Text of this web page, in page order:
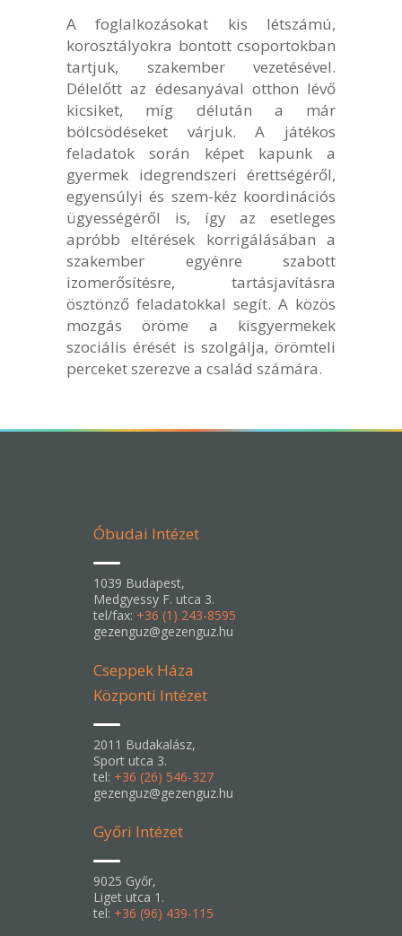
A foglalkozásokat kis létszámú,
korosztályokra bontott csoportokban
tartjuk, szakember vezetésével.
Délelőtt az édesanyával otthon lévő
kicsiket, míg délután a már
bölcsödéseket várjuk. A játékos
feladatok során képet kapunk a
gyermek idegrendszeri érettségéről,
egyensúlyi és szem-kéz koordinációs
ügyességéről is, így az esetleges
apróbb eltérések korrigálásában a
szakember egyénre szabott
izomerősítésre, tartásjavításra
ösztönző feladatokkal segít. A közös
mozgás öröme a kisgyermekek
szociális érését is szolgálja, örömteli
perceket szerezve a család számára.
Óbudai Intézet
1039 Budapest,
Medgyessy F. utca 3.
tel/fax: +36 (1) 243-8595
gezenguz@gezenguz.hu
Cseppek Háza
Központi Intézet
2011 Budakalász,
Sport utca 3.
tel: +36 (26) 546-327
gezenguz@gezenguz.hu
Győri Intézet
9025 Győr,
Liget utca 1.
tel: +36 (96) 439-115